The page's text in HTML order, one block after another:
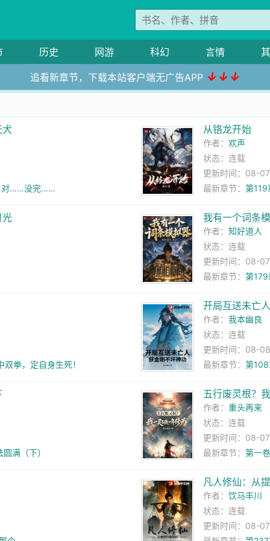
历史 网游 科幻 言情
追看新章节，下载本站客户端无广告APP ↓↓↓
犬
对……没完……
从铬龙开始
作者： 欢声
状态：连载
更新时间：08-
最新章节： 第119
光 我有一个词条
作者： 知好道人
状态：连载
更新时间：08-
最新章节： 第179
拳，定自身生死！
开局互送未亡
作者： 我本幽良
状态：连载
更新时间：08-
最新章节： 第
满（下）
五行废灵根？
作者： 重头再来
状态：连载
更新时间：08-
最新章节： 第一
凡人修仙：从
作者： 饮马丰川
状态：连载
更新时间：08-